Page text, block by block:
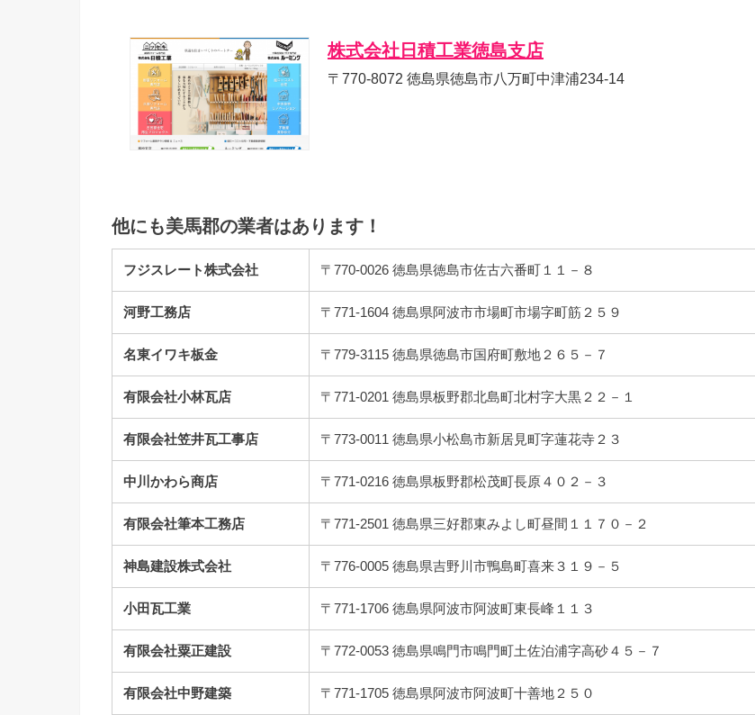
株式会社日積工業徳島支店
〒770-8072 徳島県徳島市八万町中津浦234-14
他にも美馬郡の業者はあります！
フジスレート株式会社 〒770-0026 徳島県徳島市佐古六番町１１－８
河野工務店 〒771-1604 徳島県阿波市市場町市場字町筋２５９
名東イワキ板金 〒779-3115 徳島県徳島市国府町敷地２６５－７
有限会社小林瓦店 〒771-0201 徳島県板野郡北島町北村字大黒２２－１
有限会社笠井瓦工事店 〒773-0011 徳島県小松島市新居見町字蓮花寺２３
中川かわら商店 〒771-0216 徳島県板野郡松茂町長原４０２－３
有限会社筆本工務店 〒771-2501 徳島県三好郡東みよし町昼間１１７０－２
神島建設株式会社 〒776-0005 徳島県吉野川市鴨島町喜来３１９－５
小田瓦工業 〒771-1706 徳島県阿波市阿波町東長峰１１３
有限会社粟正建設 〒772-0053 徳島県鳴門市鳴門町土佐泊浦字高砂４５－７
有限会社中野建築 〒771-1705 徳島県阿波市阿波町十善地２５０